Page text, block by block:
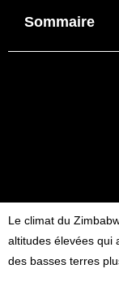
Sommaire
Le climat du
altitudes élevées qui
des basses terres